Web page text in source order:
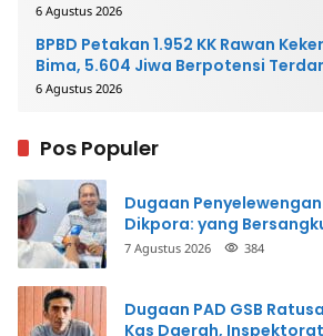
6 Agustus 2026
BPBD Petakan 1.952 KK Rawan
Bima, 5.604 Jiwa Berpotensi
6 Agustus 2026
Pos Populer
Dugaan Penyelewengan
Dikpora: yang
Perbuatannya dan Siap
7 Agustus 2026 384
Dugaan PAD GSB
Kas Daerah,